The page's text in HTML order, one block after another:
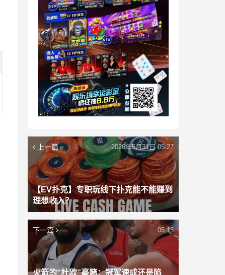
上一篇
【EV扑克】专职玩线下扑克能不能赚到
理想收入？
2026年5月31日 05:27
下一篇
火箭的“杜欧”豪赌：冠军速成还是陷
05:15